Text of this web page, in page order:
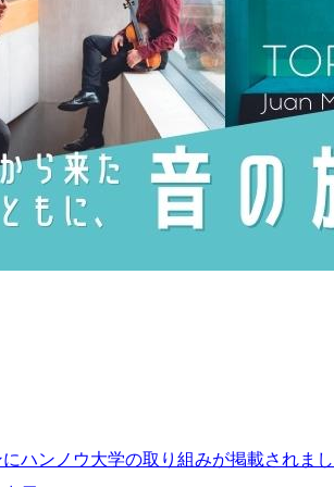
ハンノウ大学の取り組みが掲載されま